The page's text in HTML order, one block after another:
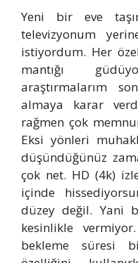
Yeni bir eve
televizyonum
istiyordum. Her
mantığı
araştırmalarım
almaya karar
rağmen çok
Eksi yönleri
düşündüğünüz
çok net. HD (4k)
içinde
düzey değil. Yani
kesinlikle
bekleme süresi